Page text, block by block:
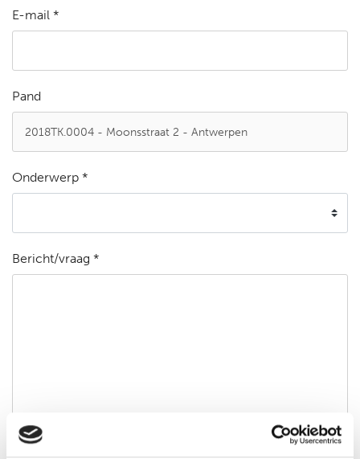
E-mail *
Pand
Onderwerp *
Bericht/vraag *
Ik ga akkoord met deprivacyverklaring*